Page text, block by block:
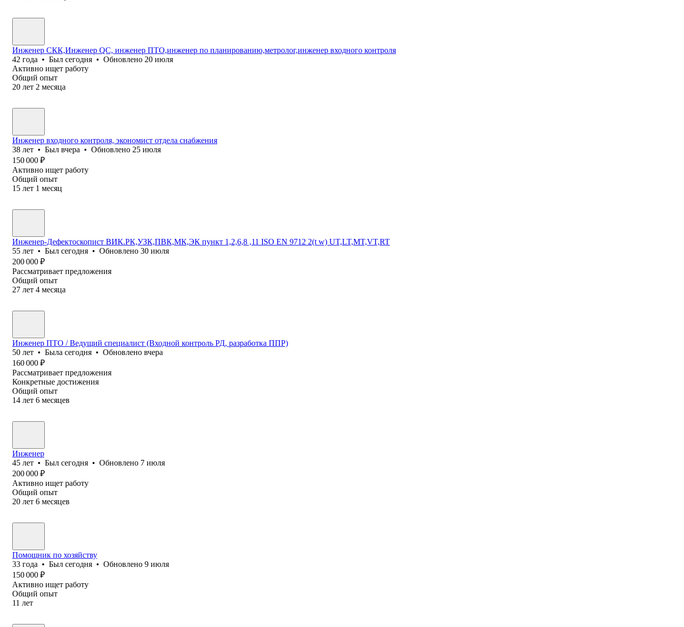
Инженер СКК,Инженер QC, инженер ПТО,инженер по планированию,метролог,инженер входного контроля
42 года • Был сегодня • Обновлено 20 июля
Активно ищет работу
Общий опыт
20 лет 2 месяца
Инженер входного контроля, экономист отдела снабжения
38 лет • Был вчера • Обновлено 25 июля
150 000 ₽
Активно ищет работу
Общий опыт
15 лет 1 месяц
Инженер-Дефектоскопист ВИК.РК,УЗК,ПВК,МК,ЭК пункт 1,2,6,8 ,11 ISO EN 9712 2(t w) UT,LT,MT,VT,RT
55 лет • Был сегодня • Обновлено 30 июля
200 000 ₽
Рассматривает предложения
Общий опыт
27 лет 4 месяца
Инженер ПТО / Ведущий специалист (Входной контроль РД, разработка ППР)
50 лет • Была сегодня • Обновлено вчера
160 000 ₽
Рассматривает предложения
Конкретные достижения
Общий опыт
14 лет 6 месяцев
Инженер
45 лет • Был сегодня • Обновлено 7 июля
200 000 ₽
Активно ищет работу
Общий опыт
20 лет 6 месяцев
Помощник по хозяйству
33 года • Был сегодня • Обновлено 9 июля
150 000 ₽
Активно ищет работу
Общий опыт
11 лет